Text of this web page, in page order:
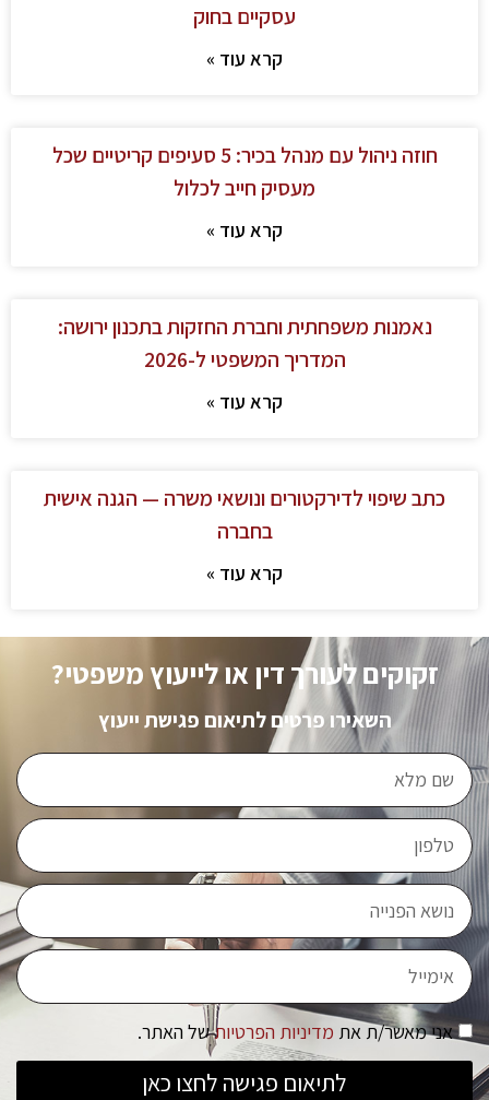
עסקיים בחוק
קרא עוד »
חוזה ניהול עם מנהל בכיר: 5 סעיפים קריטיים שכל
מעסיק חייב לכלול
קרא עוד »
נאמנות משפחתית וחברת החזקות בתכנון ירושה:
המדריך המשפטי ל-2026
קרא עוד »
כתב שיפוי לדירקטורים ונושאי משרה — הגנה אישית
בחברה
קרא עוד »
זקוקים לעורך דין או לייעוץ משפטי?
השאירו פרטים לתיאום פגישת ייעוץ
אני מאשר/ת את מדיניות הפרטיותשל האתר.
לתיאום פגישה לחצו כאן